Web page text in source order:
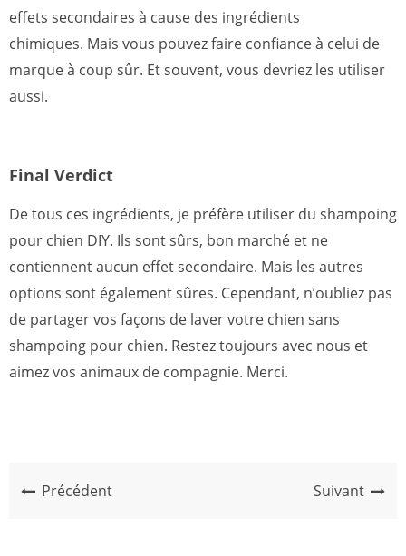
effets secondaires à cause des ingrédients
chimiques. Mais vous pouvez faire confiance à celui de
marque à coup sûr. Et souvent, vous devriez les utiliser
aussi.
Final Verdict
De tous ces ingrédients, je préfère utiliser du shampoing
pour chien DIY. Ils sont sûrs, bon marché et ne
contiennent aucun effet secondaire. Mais les autres
options sont également sûres. Cependant, n’oubliez pas
de partager vos façons de laver votre chien sans
shampoing pour chien. Restez toujours avec nous et
aimez vos animaux de compagnie. Merci.
Précédent Suivant